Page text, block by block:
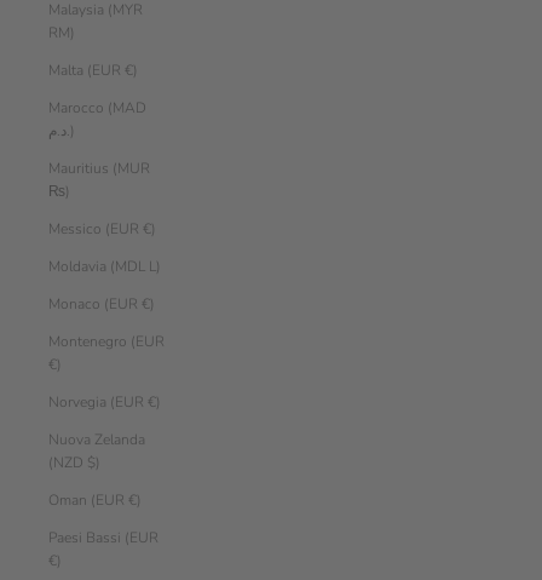
Malaysia (MYR
RM)
Malta (EUR €)
Marocco (MAD
د.م.)
Mauritius (MUR
₨)
Messico (EUR €)
Moldavia (MDL L)
Monaco (EUR €)
Montenegro (EUR
€)
Norvegia (EUR €)
Nuova Zelanda
(NZD $)
Oman (EUR €)
Paesi Bassi (EUR
€)